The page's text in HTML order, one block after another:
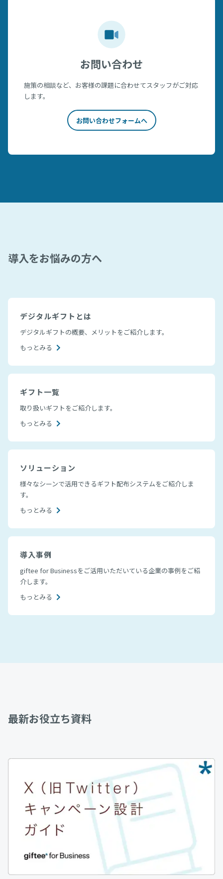
お問い合わせ
施策の相談など、お客様の課題に合わせてスタッフがご対応
します。
お問い合わせフォームへ
導入をお悩みの方へ
デジタルギフトとは
デジタルギフトの概要、メリットをご紹介します。
もっとみる
ギフト一覧
取り扱いギフトをご紹介します。
もっとみる
ソリューション
様々なシーンで活用できるギフト配布システムをご紹介しま
す。
もっとみる
導入事例
giftee for Businessをご活用いただいている企業の事例をご紹
介します。
もっとみる
最新お役立ち資料